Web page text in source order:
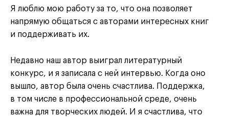
Я люблю мою работу за то, что она позволяет
напрямую общаться с авторами интересных книг
и поддерживать их.
Недавно наш автор выиграл литературный
конкурс, и я записала с ней интервью. Когда оно
вышло, автор была очень счастлива. Поддержка,
в том числе в профессиональной среде, очень
важна для творческих людей. И я счастлива, что